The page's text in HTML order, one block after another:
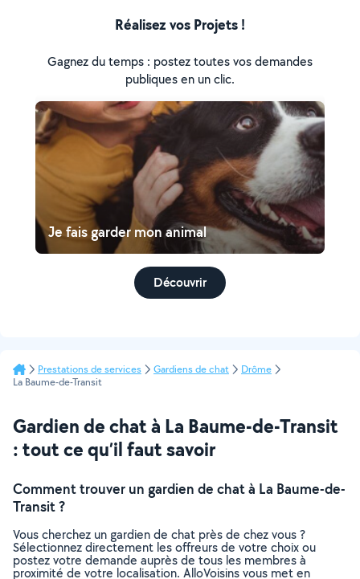
Réalisez vos Projets !
Gagnez du temps : postez toutes vos demandes
publiques en un clic.
Je fais garder mon animal
Découvrir
Prestations de services Gardiens de chat
Drôme
La Baume-de-Transit
Gardien de chat à La Baume-de-Transit
: tout ce qu’il faut savoir
Comment trouver un gardien de chat à La Baume-de-
Transit ?
Vous cherchez un gardien de chat près de chez vous ?
Sélectionnez directement les offreurs de votre choix ou
postez votre demande auprès de tous les membres à
proximité de votre localisation. AlloVoisins vous met en